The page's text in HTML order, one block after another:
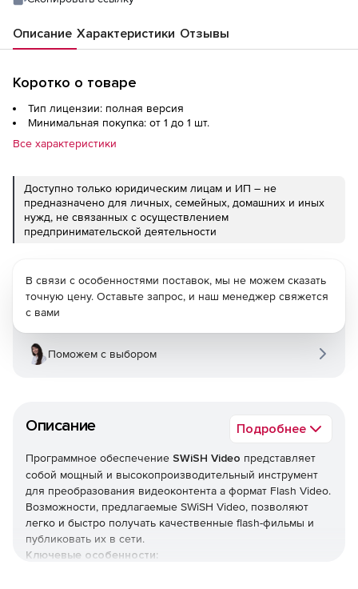
Описание Характеристики Отзывы
Коротко о товаре
Тип лицензии: полная версия
Минимальная покупка: от 1 до 1 шт.
Все характеристики
Доступно только юридическим лицам и ИП – не
предназначено для личных, семейных, домашних и иных
нужд, не связанных с осуществлением
предпринимательской деятельности
Описание Подробнее
Программное обеспечение SWiSH Video представляет
собой мощный и высокопроизводительный инструмент
для преобразования видеоконтента a формат Flash Video.
Возможности, предлагаемые SWiSH Video, позволяют
легко и быстро получать качественные flash-фильмы и
публиковать их в сети.
Ключевые особенности:
В связи с особенностями поставок, мы не можем сказать
точную цену. Оставьте запрос, и наш менеджер свяжется
с вами
Поможем с выбором